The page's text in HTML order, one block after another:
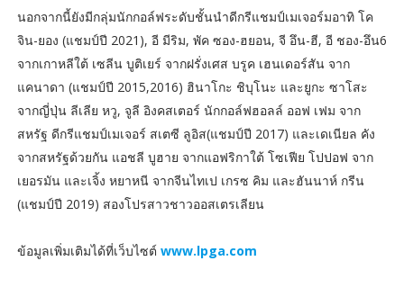
นอกจากนี้ยังมีกลุ่มนักกอล์ฟระดับชั้นนำดีกรีแชมป์เมเจอร์มอาทิ โค
จิน-ยอง (แชมป์ปี 2021), อี มีริม, พัค ซอง-ฮยอน, จี อึน-ฮี, อี ชอง-อึน6
จากเกาหลีใต้ เซลีน บูติเยร์ จากฝรั่งเศส บรูค เฮนเดอร์สัน จาก
แคนาดา (แชมป์ปี 2015,2016) ฮินาโกะ ชิบุโนะ และยูกะ ซาโสะ
จากญี่ปุ่น ลีเลีย หวู, จูลี อิงคสเตอร์ นักกอล์ฟฮอลล์ ออฟ เฟม จาก
สหรัฐ ดีกรีแชมป์เมเจอร์ สเตซี ลูอิส(แชมป์ปี 2017) และเดเนียล คัง
จากสหรัฐด้วยกัน แอชลี บูฮาย จากแอฟริกาใต้ โซเฟีย โปปอฟ จาก
เยอรมัน และเจิ้ง หยาหนี จากจีนไทเป เกรซ คิม และฮันนาห์ กรีน
(แชมป์ปี 2019) สองโปรสาวชาวออสเตรเลียน
ข้อมูลเพิ่มเติมได้ที่เว็บไซต์ www.lpga.com